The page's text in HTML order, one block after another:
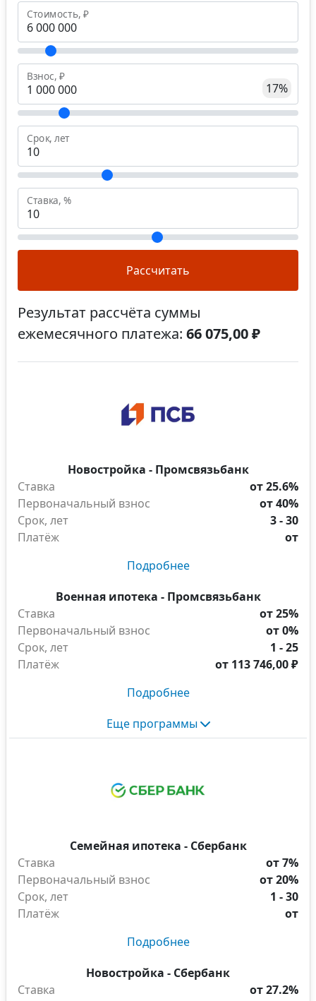
Стоимость, ₽
Взнос, ₽
17%
Срок, лет
Ставка, %
Рассчитать
Результат рассчёта суммы
ежемесячного платежа: 66 075,00 ₽
Новостройка - Промсвязьбанк
Ставка
от 25.6%
Первоначальный взнос
от 40%
Срок, лет
3 - 30
Платёж
от
Подробнее
Военная ипотека - Промсвязьбанк
Ставка
от 25%
Первоначальный взнос
от 0%
Срок, лет
1 - 25
Платёж
от 113 746,00 ₽
Подробнее
Еще программы
Семейная ипотека - Сбербанк
Ставка
от 7%
Первоначальный взнос
от 20%
Срок, лет
1 - 30
Платёж
от
Подробнее
Новостройка - Сбербанк
Ставка
от 27.2%